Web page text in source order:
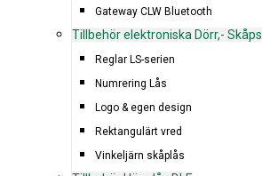
Gateway CLW Bluetooth
Tillbehör elektroniska Dörr,-
Reglar LS-serien
Numrering Lås
Logo & egen design
Rektangulärt vred
Vinkeljärn skåplås